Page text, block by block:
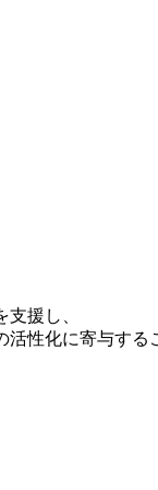
援し、
活性化に寄与する